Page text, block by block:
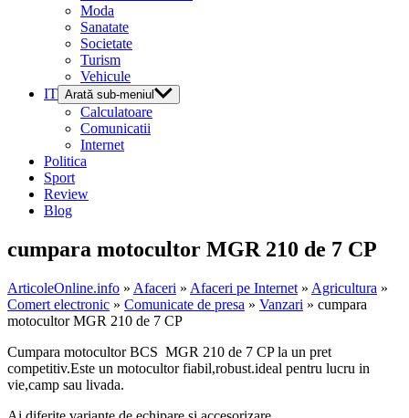
Moda
Sanatate
Societate
Turism
Vehicule
IT Arată sub-meniul
Calculatoare
Comunicatii
Internet
Politica
Sport
Review
Blog
cumpara motocultor MGR 210 de 7 CP
ArticoleOnline.info » Afaceri » Afaceri pe Internet » Agricultura »
Comert electronic » Comunicate de presa » Vanzari » cumpara
motocultor MGR 210 de 7 CP
Cumpara motocultor BCS MGR 210 de 7 CP la un pret
competitiv.Este un motocultor fiabil,robust.ideal pentru lucru in
vie,camp sau livada.